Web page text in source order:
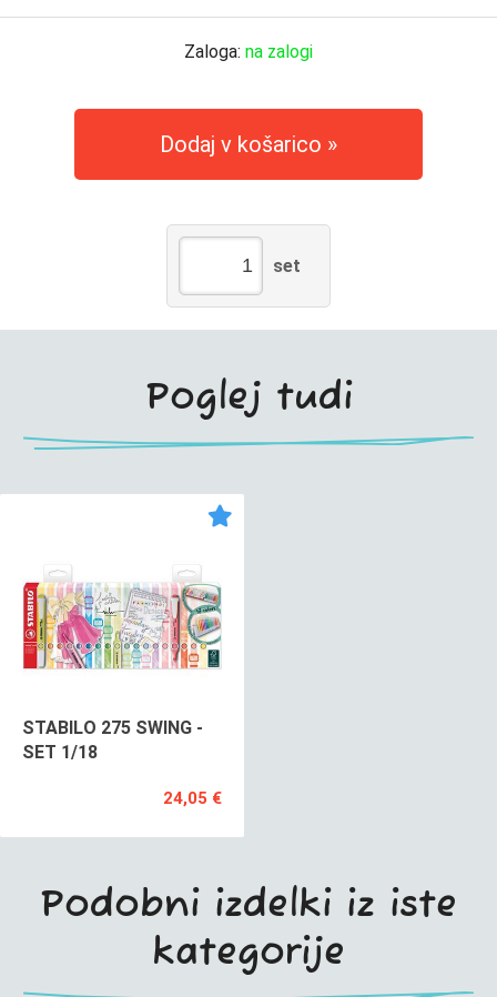
Zaloga: na zalogi
Dodaj v košarico
set
Poglej tudi
STABILO 275 SWING -
SET 1/18
24,05 €
Podobni izdelki iz iste
kategorije